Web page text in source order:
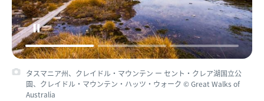
タスマニア州、クレイドル・マウンテン ー セント・クレア湖国立公
園、クレイドル・マウンテン、オーバーランド・トラック © Tourism
Tasmania